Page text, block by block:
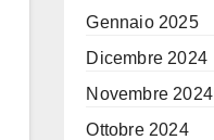
Gennaio 2025
Dicembre 2024
Novembre 2024
Ottobre 2024